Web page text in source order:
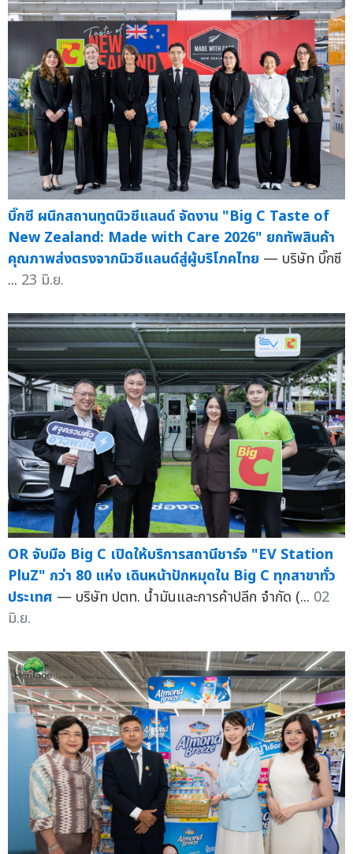
บิ๊กซี ผนึกสถานทูตนิวซีแลนด์ จัดงาน "Big C Taste of
New Zealand: Made with Care 2026" ยกทัพสินค้า
คุณภาพส่งตรงจากนิวซีแลนด์สู่ผู้บริโภคไทย — บริษัท บิ๊กซี
... 23 มิ.ย.
OR จับมือ Big C เปิดให้บริการสถานีชาร์จ "EV Station
PluZ" กว่า 80 แห่ง เดินหน้าปักหมุดใน Big C ทุกสาขาทั่ว
ประเทศ — บริษัท ปตท. น้ำมันและการค้าปลีก จำกัด (... 02
มิ.ย.